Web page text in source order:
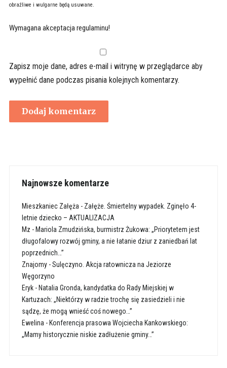
obraźliwe i wulgarne będą usuwane.
Wymagana akceptacja regulaminu!
Zapisz moje dane, adres e-mail i witrynę w przeglądarce aby
wypełnić dane podczas pisania kolejnych komentarzy.
Najnowsze komentarze
Mieszkaniec Załęża - Załęże. Śmiertelny wypadek. Zginęło 4-
letnie dziecko – AKTUALIZACJA
Mz - Mariola Zmudzińska, burmistrz Żukowa: „Priorytetem jest
długofalowy rozwój gminy, a nie łatanie dziur z zaniedbań lat
poprzednich…”
Znajomy-Sulęczyno. Akcja ratownicza na Jeziorze
Węgorzyno
Eryk- Natalia Gronda, kandydatka do Rady Miejskiej w
Kartuzach: „Niektórzy w radzie trochę się zasiedzieli i nie
sądzę, że mogą wnieść coś nowego…”
Ewelina - Konferencja prasowa Wojciecha Kankowskiego:
„Mamy historycznie niskie zadłużenie gminy…”